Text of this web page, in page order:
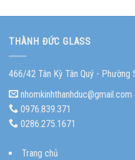
THÀNH ĐỨC GLASS
466/42 Tân Kỳ Tân Quý - Phường
nhomkinhthanhduc@gmail.com
0976.839.371
0286.275.1671
Trang chủ